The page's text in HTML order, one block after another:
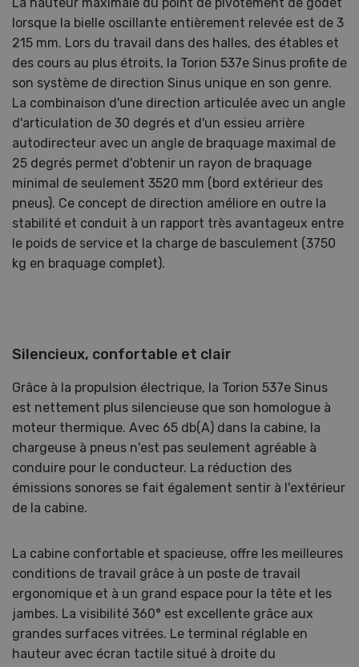
lorsque la bielle oscillante entièrement relevée est de 3
215 mm. Lors du travail dans des halles, des étables et
des cours au plus étroits, la Torion 537e Sinus profite de
son système de direction Sinus unique en son genre.
La combinaison d'une direction articulée avec un angle
d'articulation de 30 degrés et d'un essieu arrière
autodirecteur avec un angle de braquage maximal de
25 degrés permet d'obtenir un rayon de braquage
minimal de seulement 3520 mm (bord extérieur des
pneus). Ce concept de direction améliore en outre la
stabilité et conduit à un rapport très avantageux entre
le poids de service et la charge de basculement (3750
kg en braquage complet).
Silencieux, confortable et clair
Grâce à la propulsion électrique, la Torion 537e Sinus
est nettement plus silencieuse que son homologue à
moteur thermique. Avec 65 db(A) dans la cabine, la
chargeuse à pneus n'est pas seulement agréable à
conduire pour le conducteur. La réduction des
émissions sonores se fait également sentir à l'extérieur
de la cabine.
La cabine confortable et spacieuse, offre les meilleures
conditions de travail grâce à un poste de travail
ergonomique et à un grand espace pour la tête et les
jambes. La visibilité 360° est excellente grâce aux
grandes surfaces vitrées. Le terminal réglable en
hauteur avec écran tactile situé à droite du